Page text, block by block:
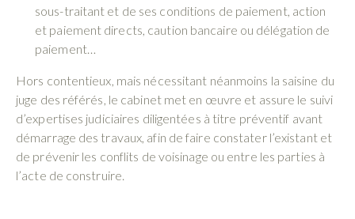
sous-traitant et de ses conditions de paiement, action
et paiement directs, caution bancaire ou délégation de
paiement…
Hors contentieux, mais nécessitant néanmoins la saisine du
juge des référés, le cabinet met en œuvre et assure le suivi
d’expertises judiciaires diligentées à titre préventif avant
démarrage des travaux, afin de faire constater l’existant et
de prévenir les conflits de voisinage ou entre les parties à
l’acte de construire.